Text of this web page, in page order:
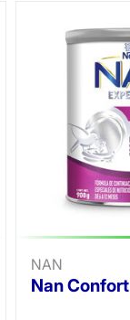
NAN
Nan